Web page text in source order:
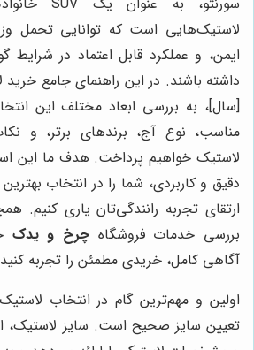
لاستیک‌هایی است که توانایی تحمل
ایمن، و عملکرد قابل اعتماد در شرایط
داشته باشند. در این راهنمای جامع
[سال]، به بررسی ابعاد مختلف این
مناسب، نوع آج، برندهای برتر، و
لاستیک خواهیم پرداخت. هدف ما این
دقیق و کاربردی، شما را در انتخاب
ارتقای تجربه رانندگی‌تان یاری کنیم.
بررسی خدمات فروشگاه چرخ و یدک
آگاهی کامل، خریدی مطمئن را تجربه
اولین و مهم‌ترین گام در انتخاب
تعیین سایز صحیح است. سایز لاستیک،